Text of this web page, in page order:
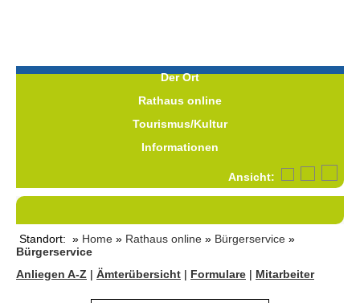
Der Ort
Rathaus online
Tourismus/Kultur
Informationen
Ansicht:
Standort: » Home » Rathaus online » Bürgerservice »
Bürgerservice
Anliegen A-Z | Ämterübersicht | Formulare | Mitarbeiter